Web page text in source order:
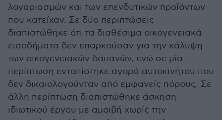
λογαριασμών και των επενδυτικών προϊόντων
που κατείχαν. Σε δύο περιπτώσεις
διαπιστώθηκε ότι τα διαθέσιμα οικογενειακά
εισοδήματα δεν επαρκούσαν για την κάλυψη
των οικογενειακών δαπανών, ενώ σε μία
περίπτωση εντοπίστηκε αγορά αυτοκινήτου που
δεν δικαιολογούνταν από εμφανείς πόρους. Σε
άλλη περίπτωση διαπιστώθηκε άσκηση
ιδιωτικού έργου με αμοιβή χωρίς την